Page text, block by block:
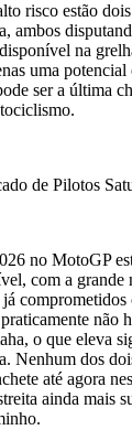
risco estão
na
uma
ser a última
de Pilotos
no MotoGP
com a grande
não
o que eleva
Nenhum dos
até agora
ainda mais